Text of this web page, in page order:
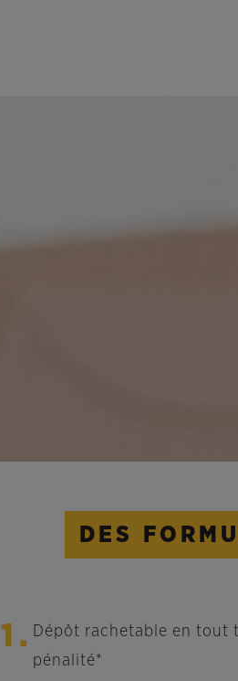
DES
1. Dépôt rachetable en tout
pénalité*